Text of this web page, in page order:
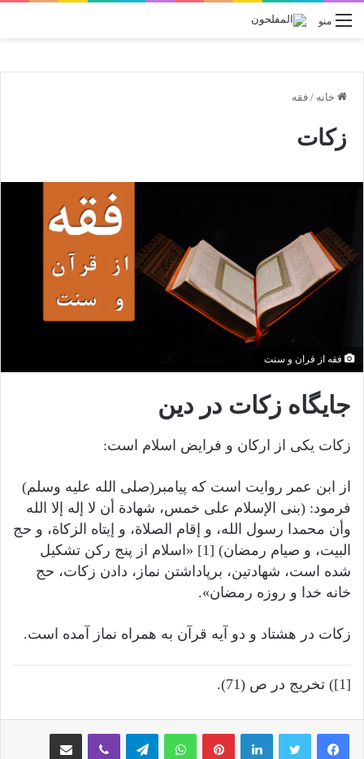
منو
خانه / فقه
زکات
فقه از قران و سنت
جایگاه زکات در دین
زکات یکی از ارکان و فرایض اسلام است:
از ابن عمر روایت است که پیامبر(صلى الله عليه وسلم)
فرمود: (بنی الإسلام علی خمس، شهادة أن لا إله إلا الله
وأن محمدا رسول الله، و إقام الصلاة، و إیتاه الزکاة، و حج
البیت، و صیام رمضان) [1] «اسلام از پنج رکن تشکیل
شده است، شهادتین، برپاداشتن نماز، دادن زکات، حج
خانه خدا و روزه رمضان».
زکات در هشتاد و دو آیه قرآن به همراه نماز آمده است.
[1]) تخریج در ص (71).
لینکدین ‫پین‌ترست واتس آپ تلگرام